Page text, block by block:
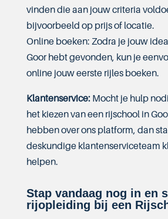
vinden die aan jouw criteria
bijvoorbeeld op prijs of locatie.
Online boeken: Zodra je jouw
Goor hebt gevonden, kun je
online jouw eerste rijles boeken.
Klantenservice:Mocht je hulp
het kiezen van een rijschool in
hebben over ons platform, dan
deskundige klantenserviceteam
helpen.
Stap vandaag nog in en
rijopleiding bij een